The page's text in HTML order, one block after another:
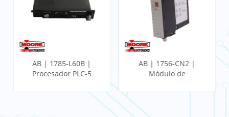
AB | 1756-CN2 |
Módulo de
ControlLogix
AB | 1746-NI4 |
Módulo de